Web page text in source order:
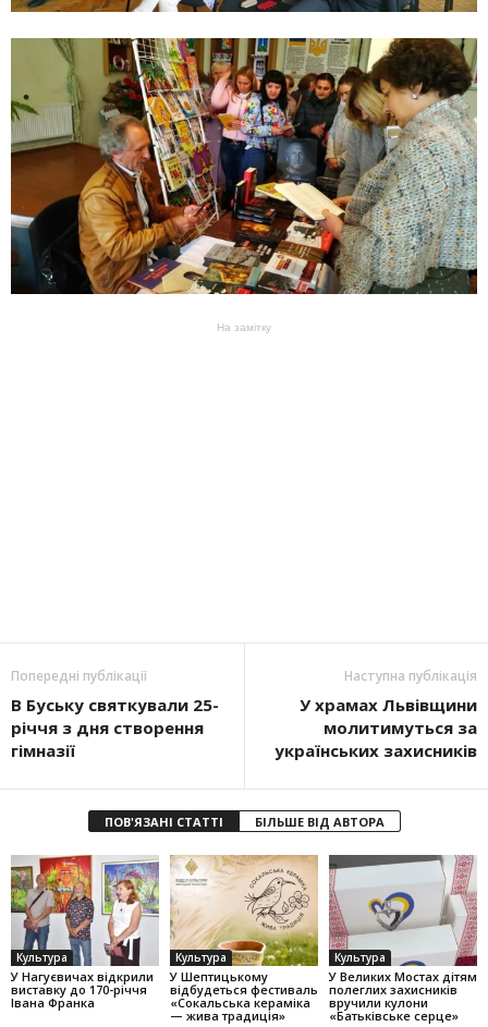
На замітку
Попередні публікації
В Буську святкували 25-
річчя з дня створення
гімназії
Наступна публікація
У храмах Львівщини
молитимуться за
українських захисників
ПОВ'ЯЗАНІ СТАТТІ БІЛЬШЕ ВІД АВТОРА
Культура
У Нагуєвичах відкрили
виставку до 170-річчя
Івана Франка
Культура
У Шептицькому
відбудеться фестиваль
«Сокальська кераміка
— жива традиція»
Культура
У Великих Мостах дітям
полеглих захисників
вручили кулони
«Батьківське серце»